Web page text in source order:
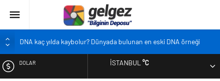
DNA kaç yılda kaybolur? Dünyada bulunan en eski DNA örneği
Pandemi bebekleri neden diğer bebeklerden farklı?
DOLAR İSTANBUL°C